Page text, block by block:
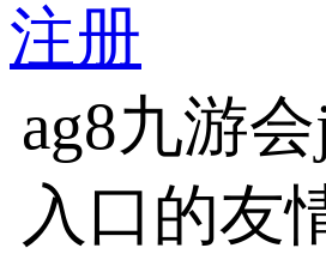
注册
ag8九游
入口的友